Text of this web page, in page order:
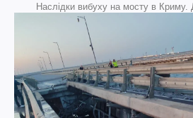
Наслідки вибуху на мосту в